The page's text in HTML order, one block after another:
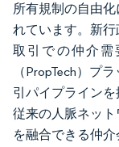
所有規制の自由
れています。新
取引での仲介
（PropTech）プ
引パイプラインを
従来の人脈ネッ
を融合できる仲